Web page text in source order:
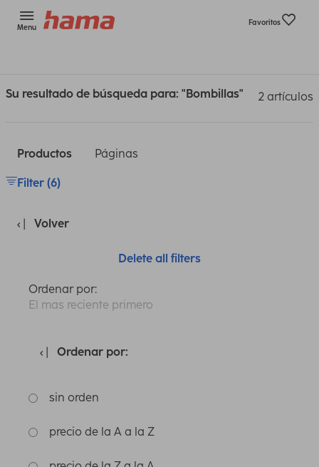
Menu
Favoritos
Su resultado de búsqueda para: "Bombillas" 2 artículos
Productos Páginas
Filter (6)
Volver
Delete all filters
Ordenar por:
El mas reciente primero
Ordenar por:
sin orden
precio de la A a la Z